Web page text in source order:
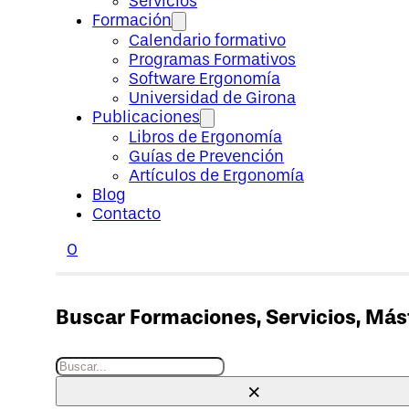
Formación
Calendario formativo
Programas Formativos
Software Ergonomía
Universidad de Girona
Publicaciones
Libros de Ergonomía
Guías de Prevención
Artículos de Ergonomía
Blog
Contacto
0
Buscar Formaciones, Servicios,
Buscar
×